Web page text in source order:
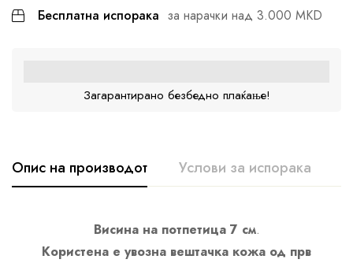
Бесплатна испорака за нарачки над 3.000 MKD
Загарантирано безбедно плаќање!
Опис на производот Услови за испорака
Висина на потпетица 7 см.
Користена е увозна вештачка кожа од прв